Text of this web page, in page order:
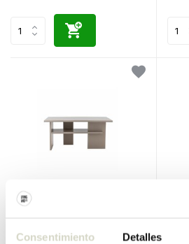
Consentimiento Detalles
Bloomingville